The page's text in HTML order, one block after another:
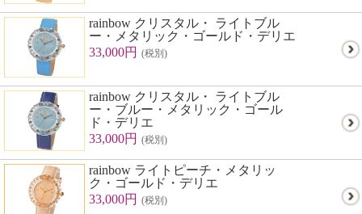
rainbow クリスタル・ ライトブル
ー・メタリック・ゴールド・デリエ
33,000円 (税別)
rainbow クリスタル・ ライトブル
ー・ブルー・メタリック・ゴール
ド・デリエ
33,000円 (税別)
rainbow ライトピーチ・メタリッ
ク・ゴールド・デリエ
33,000円 (税別)